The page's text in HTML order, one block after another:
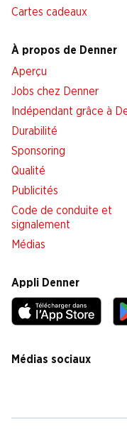
Cartes cadeaux
À propos de Denner
Aperçu
Jobs chez Denner
Indépendant grâce à
Durabilité
Sponsoring
Qualité
Publicités
Code de conduite et
signalement
Médias
Appli Denner
Médias sociaux